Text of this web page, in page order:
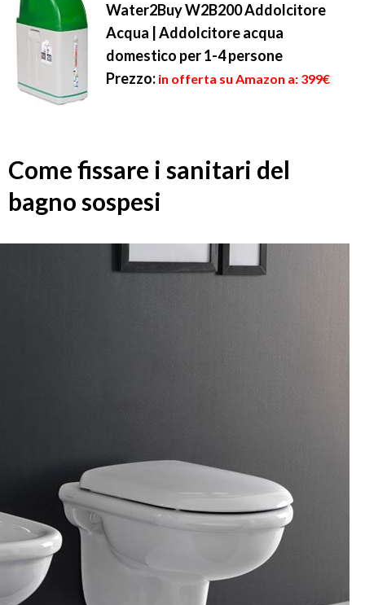
Water2Buy W2B200 Addolcitore
Acqua | Addolcitore acqua
domestico per 1-4 persone
Prezzo: in offerta su Amazon a: 399€
Come fissare i sanitari del
bagno sospesi